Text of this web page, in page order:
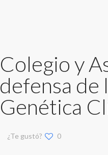
Colegio y
defensa de
Genética
¿Te gustó? 0